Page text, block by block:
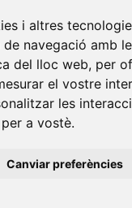
i altres
navegació amb
del lloc web, per
el vostre
les
a vostè.
Canviar preferències
de Barcelona
I•Universitat
•
•Universitat